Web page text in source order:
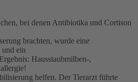
bei denen Antibiotika und Cortison
brachten, wurde eine
und ein
Hausstaubmilben-,
helfen. Der Tierarzt führte